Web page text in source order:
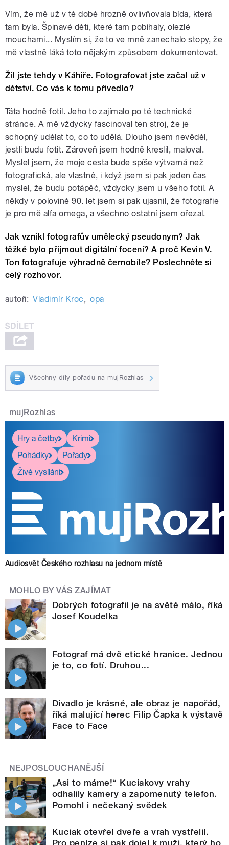
Vím, že mě už v té době hrozně ovlivňovala bída, která
tam byla. Špinavé děti, které tam pobíhaly, olezlé
mouchami... Myslím si, že to ve mně zanechalo stopy, že
mě vlastně láká toto nějakým způsobem dokumentovat.
Žil jste tehdy v Káhiře. Fotografovat jste začal už v
dětství. Co vás k tomu přivedlo?
Táta hodně fotil. Jeho to zajímalo po té technické
stránce. A mě vždycky fascinoval ten stroj, že je
schopný udělat to, co to udělá. Dlouho jsem nevěděl,
jestli budu fotit. Zároveň jsem hodně kreslil, maloval.
Myslel jsem, že moje cesta bude spíše výtvarná než
fotografická, ale vlastně, i když jsem si pak jeden čas
myslel, že budu potápěč, vždycky jsem u všeho fotil. A
někdy v polovině 90. let jsem si pak ujasnil, že fotografie
je pro mě alfa omega, a všechno ostatní jsem ořezal.
Jak vznikl fotografův umělecký pseudonym? Jak
těžké bylo přijmout digitální focení? A proč Kevin V.
Ton fotografuje výhradně černobíle? Poslechněte si
celý rozhovor.
autoři: Vladimír Kroc, opa
Všechny díly pořadu na mujRozhlas
mujRozhlas
Hry a četby
Krimi
Pohádky
Pořady
Živé vysílání
Audiosvět Českého rozhlasu na jednom místě
MOHLO BY VÁS ZAJÍMAT
Dobrých fotografií je na světě málo, říká
Josef Koudelka
Fotograf má dvě etické hranice. Jednou
je to, co fotí. Druhou...
Divadlo je krásné, ale obraz je napořád,
říká malující herec Filip Čapka k výstavě
Face to Face
NEJPOSLOUCHANĚJŠÍ
„Asi to máme!“ Kuciakovy vrahy
odhalily kamery a zapomenutý telefon.
Pomohl i nečekaný svědek
Kuciak otevřel dveře a vrah vystřelil.